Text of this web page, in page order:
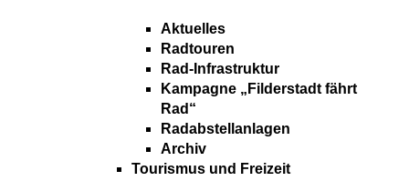
Aktuelles
Radtouren
Rad-Infrastruktur
Kampagne „Filderstadt fährt
Rad“
Radabstellanlagen
Archiv
Tourismus und Freizeit